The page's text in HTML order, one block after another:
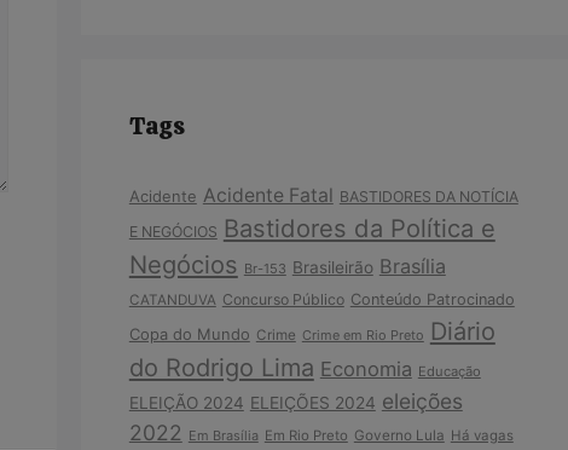
Tags
Acidente Acidente Fatal BASTIDORES DA NOTÍCIA
E NEGÓCIOS Bastidores da Política e
Negócios Br-153 Brasileirão Brasília
CATANDUVA Concurso Público Conteúdo Patrocinado
Copa do Mundo Crime Crime em Rio Preto Diário
do Rodrigo Lima Economia Educação
ELEIÇÃO 2024 ELEIÇÕES 2024 eleições
2022 Em Brasília Em Rio Preto Governo Lula Há vagas